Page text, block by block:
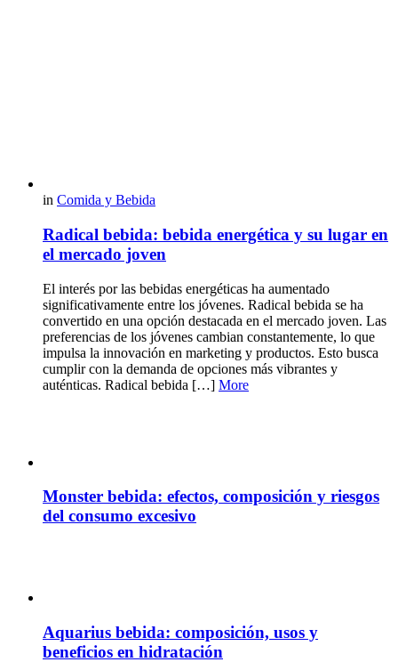
in Comida y Bebida
Radical bebida: bebida energética y su lugar en
el mercado joven
El interés por las bebidas energéticas ha aumentado
significativamente entre los jóvenes. Radical bebida se ha
convertido en una opción destacada en el mercado joven. Las
preferencias de los jóvenes cambian constantemente, lo que
impulsa la innovación en marketing y productos. Esto busca
cumplir con la demanda de opciones más vibrantes y
auténticas. Radical bebida […] More
Monster bebida: efectos, composición y riesgos
del consumo excesivo
Aquarius bebida: composición, usos y
beneficios en hidratación